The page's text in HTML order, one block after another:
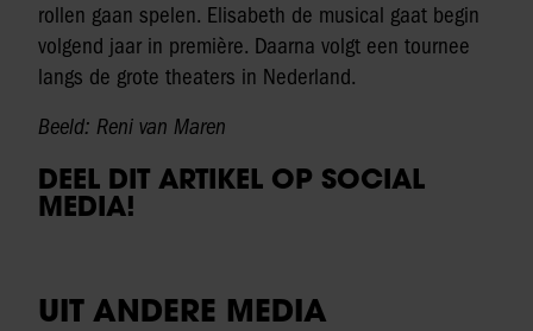
rollen gaan spelen. Elisabeth de musical gaat begin
volgend jaar in première. Daarna volgt een tournee
langs de grote theaters in Nederland.
Beeld: Reni van Maren
DEEL DIT ARTIKEL OP SOCIAL
MEDIA!
UIT ANDERE MEDIA